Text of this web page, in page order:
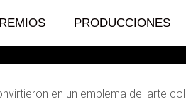
PRODUCCIONES
en un emblema del arte